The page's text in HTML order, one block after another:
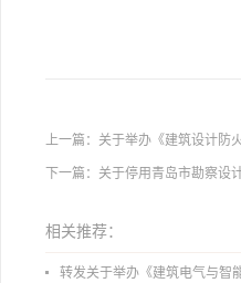
上一篇： 关于举办《建筑设计防
下一篇： 关于停用青岛市勘察设
相关推荐：
转发关于举办《建筑电气与智能化通用规范》